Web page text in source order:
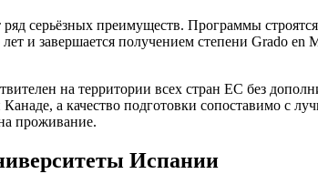
серьёзных преимуществ. Программы
и завершается получением степени Grado
на территории всех стран ЕС без
а качество подготовки сопоставимо с
проживание.
Испании